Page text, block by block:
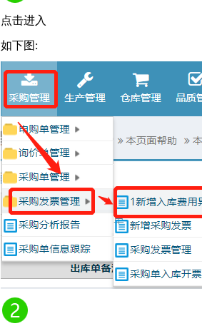
点击进入
如下图: